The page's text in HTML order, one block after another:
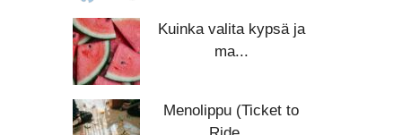
Kuinka valita kypsä ja
ma...
Menolippu (Ticket to